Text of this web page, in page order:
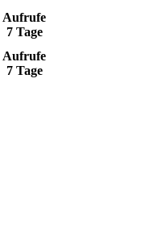
Aufrufe
7 Tage
Aufrufe
7 Tage